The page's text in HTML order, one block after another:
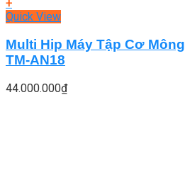
+
Quick View
Multi Hip Máy Tập Cơ
TM-AN18
44.000.000₫